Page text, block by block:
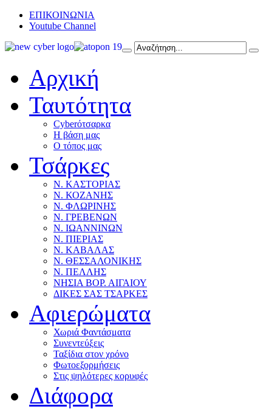
ΕΠΙΚΟΙΝΩΝΙΑ
Youtube Channel
Αρχική
Ταυτότητα
Cyberότσαρκα
Η βάση μας
Ο τόπος μας
Τσάρκες
Ν. ΚΑΣΤΟΡΙΑΣ
Ν. ΚΟΖΑΝΗΣ
Ν. ΦΛΩΡΙΝΗΣ
Ν. ΓΡΕΒΕΝΩΝ
Ν. ΙΩΑΝΝΙΝΩΝ
Ν. ΠΙΕΡΙΑΣ
Ν. ΚΑΒΑΛΑΣ
Ν. ΘΕΣΣΑΛΟΝΙΚΗΣ
Ν. ΠΕΛΛΗΣ
ΝΗΣΙΑ ΒΟΡ. ΑΙΓΑΙΟΥ
ΔΙΚΕΣ ΣΑΣ ΤΣΑΡΚΕΣ
Αφιερώματα
Χωριά Φαντάσματα
Συνεντεύξεις
Ταξίδια στον χρόνο
Φωτοεξορμήσεις
Στις ψηλότερες κορυφές
Διάφορα